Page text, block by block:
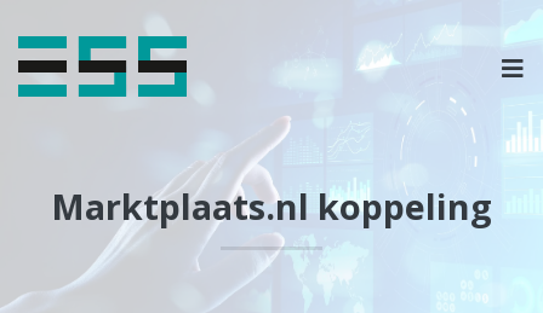
Marktplaats.nl koppeling
OPLOSSINGEN
MARKETPLACES & DATAFEEDS
WEBSHOPTYPES
CONTACT